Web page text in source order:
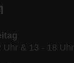
Uhr & 13 - 18 Uhr